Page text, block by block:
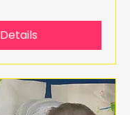
Details